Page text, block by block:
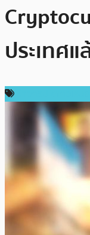
ประเทศแ